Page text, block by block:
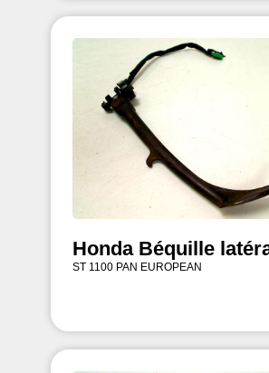
Honda Béquille
ST 1100 PAN EUROPEAN